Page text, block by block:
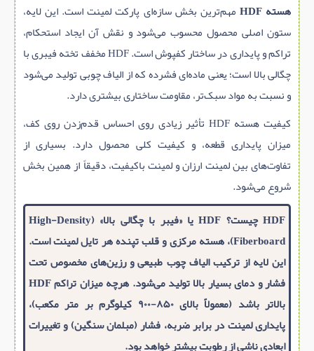
هسته HDF
مهم‌ترین بخش سازه‌ای پارکت لمینت است. این لایه،
ستون اصلی محصول محسوب می‌شود و نقش آن ایجاد استحکام،
تراکم و پایداری در ساختار کفپوش است. HDF مخفف تخته فیبری با
چگالی بالا است؛ یعنی ماده‌ای فشرده که از الیاف چوبی تولید می‌شود
و نسبت به مواد سبک‌تر، مقاومت ساختاری بیشتری دارد.
کیفیت هسته HDF تأثیر زیادی روی احساس قدم‌زدن روی کف،
میزان پایداری قطعه، و کیفیت کلی محصول دارد. بسیاری از
تفاوت‌های بین لمینت ارزان و لمینت باکیفیت، دقیقاً از همین بخش
شروع می‌شود.
HDF چیست؟
HDF یا «فیبر با چگالی بالا» (High-Density
Fiberboard)، هسته مرکزی و قلب تپنده هر تایل لمینت است.
این لایه از ترکیب الیاف چوب طبیعی و رزین‌های مخصوص تحت
فشار و دمای بسیار بالا تولید می‌شود. هرچه میزان تراکم HDF
بالاتر باشد (معمولاً بالای ۸۵۰-۹۰۰ کیلوگرم بر متر مکعب)،
پایداری لمینت در برابر ضربه، فشار (مبلمان سنگین) و تغییرات
ابعادی ناشی از رطوبت بیشتر خواهد بود.